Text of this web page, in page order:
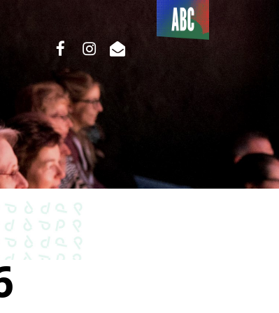
Du côté
de l’ABC
facebookinstagram
email